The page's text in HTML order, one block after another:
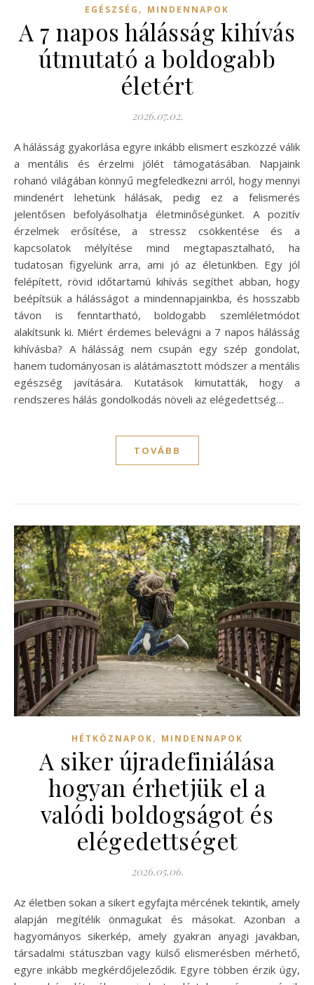
EGÉSZSÉG , MINDENNAPOK
A 7 napos hálásság kihívás
útmutató a boldogabb
életért
2026.07.02.
A hálásság gyakorlása egyre inkább elismert eszközzé válik
a mentális és érzelmi jólét támogatásában. Napjaink
rohanó világában könnyű megfeledkezni arról, hogy mennyi
mindenért lehetünk hálásak, pedig ez a felismerés
jelentősen befolyásolhatja életminőségünket. A pozitív
érzelmek erősítése, a stressz csökkentése és a
kapcsolatok mélyítése mind megtapasztalható, ha
tudatosan figyelünk arra, ami jó az életünkben. Egy jól
felépített, rövid időtartamú kihívás segíthet abban, hogy
beépítsük a hálásságot a mindennapjainkba, és hosszabb
távon is fenntartható, boldogabb szemléletmódot
alakítsunk ki. Miért érdemes belevágni a 7 napos hálásság
kihívásba? A hálásság nem csupán egy szép gondolat,
hanem tudományosan is alátámasztott módszer a mentális
egészség javítására. Kutatások kimutatták, hogy a
rendszeres hálás gondolkodás növeli az elégedettség…
TOVÁBB
HÉTKÖZNAPOK, MINDENNAPOK
A siker újradefiniálása
hogyan érhetjük el a
valódi boldogságot és
elégedettséget
2026.05.06.
Az életben sokan a sikert egyfajta mércének tekintik, amely
alapján megítélik önmagukat és másokat. Azonban a
hagyományos sikerkép, amely gyakran anyagi javakban,
társadalmi státuszban vagy külső elismerésben mérhető,
egyre inkább megkérdőjeleződik. Egyre többen érzik úgy,